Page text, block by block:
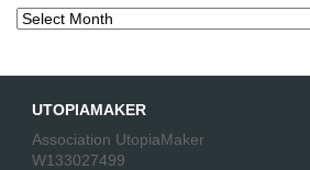
Archives
UTOPIAMAKER
Association UtopiaMaker
W133027499